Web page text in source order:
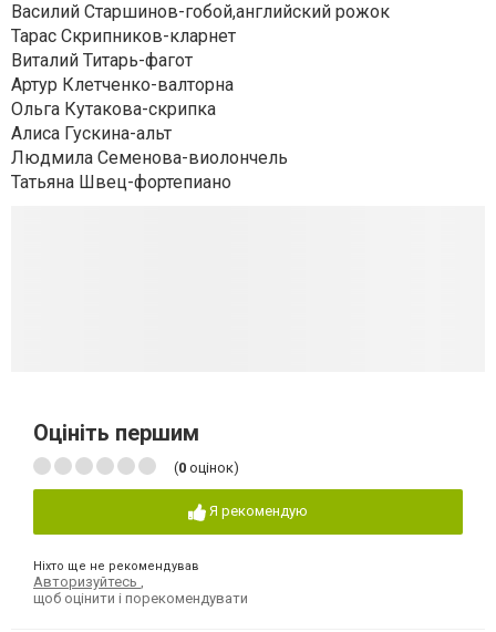
Василий Старшинов-гобой,английский рожок
Тарас Скрипников-кларнет
Виталий Титарь-фагот
Артур Клетченко-валторна
Ольга Кутакова-скрипка
Алиса Гускина-альт
Людмила Семенова-виолончель
Татьяна Швец-фортепиано
Оцініть першим
(0 оцінок)
Я рекомендую
Ніхто ще не рекомендував
Авторизуйтесь
щоб оцінити і порекомендувати